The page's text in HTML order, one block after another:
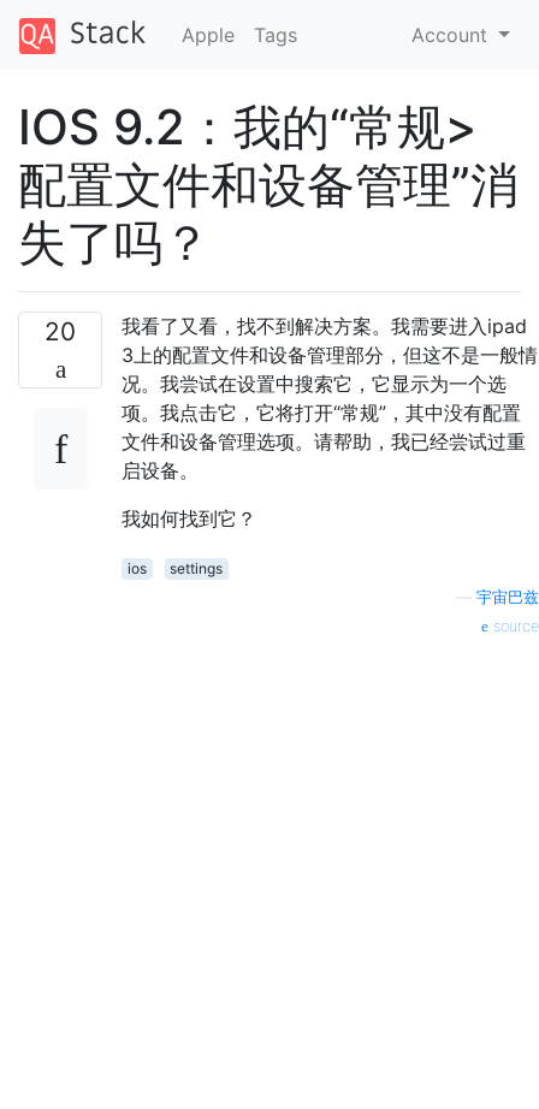
Apple Tags Account
IOS 9.2：我的“常规>
配置文件和设备管理”消
失了吗？
20
我看了又看，找不到解决方案。我需要进入ipad
3上的配置文件和设备管理部分，但这不是一般情
况。我尝试在设置中搜索它，它显示为一个选
项。我点击它，它将打开“常规”，其中没有配置
文件和设备管理选项。请帮助，我已经尝试过重
启设备。
我如何找到它？
ios
settings
宇宙巴兹
source